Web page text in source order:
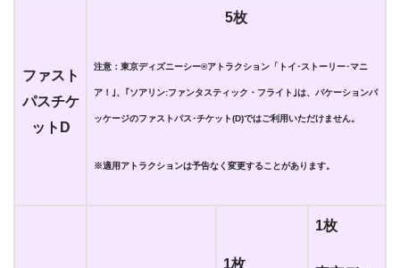
ファスト
パスチケ
ットD
5枚
注意：東京ディズニーシー®アトラクション「トイ･ストーリー･マニ
ア！｣、｢ソアリン:ファンタスティック・フライト｣は、バケーションパ
ッケージのファストパス･チケット(D)ではご利用いただけません。
※適用アトラクションは予告なく変更することがあります。
1枚
1枚